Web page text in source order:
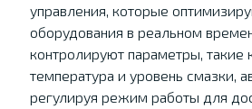
управления, которые
оборудования в реальном
контролируют параметры, такие
температура и уровень смазки,
регулируя режим работы для